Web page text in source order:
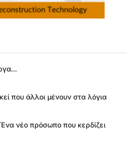
που άλλοι μένουν στα λόγια
νέο πρόσωπο που κερδίζει